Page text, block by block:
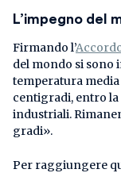
L’impegno del
Firmando l’
del mondo si sono
temperatura
centigradi, entro
industriali.
gradi».
Per raggiungere